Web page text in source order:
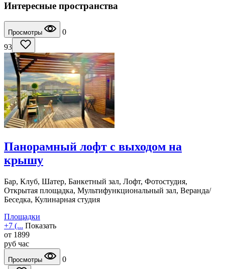
Интересные пространства
Просмотры
0
93
Панорамный лофт с выходом на
крышу
Бар, Клуб, Шатер, Банкетный зал, Лофт, Фотостудия,
Открытая площадка, Мультифункциональный зал, Веранда/
Беседка, Кулинарная студия
Площадки
+7 (... Показать
от 1899
руб час
Просмотры 0